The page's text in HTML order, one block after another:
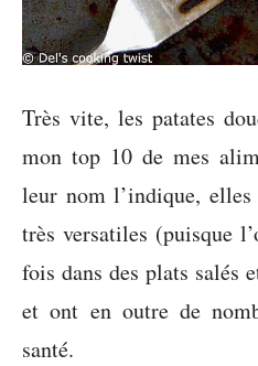
Très vite, les patates
mon top 10 de mes
leur nom l’indique, elles
très versatiles (puisque
fois dans des plats salés
et ont en outre de
santé.